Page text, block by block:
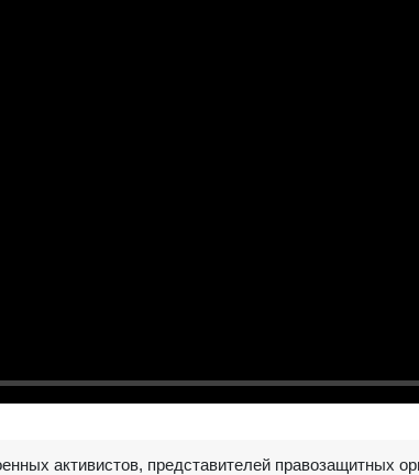
активистов, представителей правозащитных